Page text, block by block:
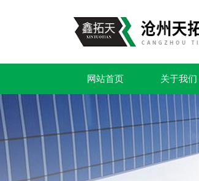
网站首页 关于我们